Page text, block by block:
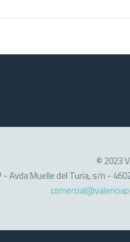
© 2023
- Avda Muelle del Turia, s/n -